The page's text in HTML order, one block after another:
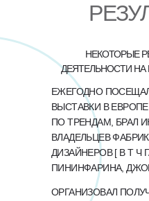
НЕКОТОРЫЕ
ДЕЯТЕЛЬНОСТИ НА
ЕЖЕГОДНО
ВЫСТАВКИ В
ПО ТРЕНДАМ, БРАЛ
ВЛАДЕЛЬЦЕВ
ДИЗАЙНЕРОВ [ В Т Ч
ПИНИНФАРИНА,
ОРГАНИЗОВАЛ